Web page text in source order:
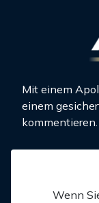
Mit einem
einem
kommentieren.
Wenn